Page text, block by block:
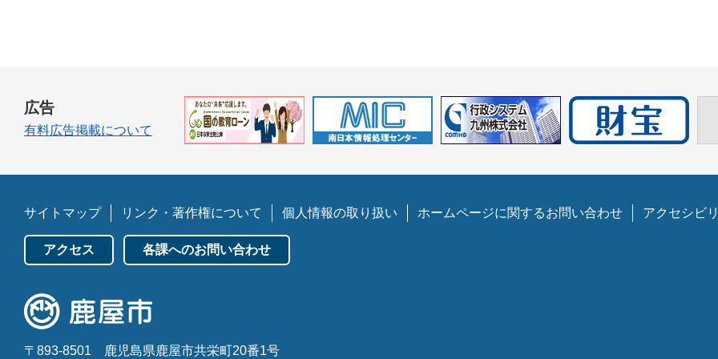
広告
有料広告掲載について
サイトマップ リンク・著作権について 個人情報の取り扱い ホームページに関するお問い合わせ アクセシビ
アクセス 各課へのお問い合わせ
〒893-8501 鹿児島県鹿屋市共栄町20番1号